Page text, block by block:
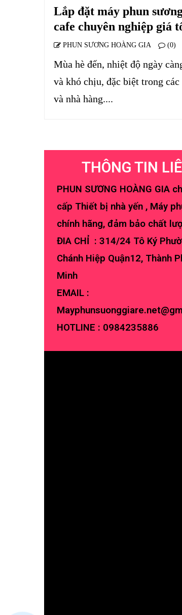
Lắp đặt máy phun
cafe chuyên nghiệp giá
PHUN SƯƠNG HOÀNG GIA (0)
Mùa hè đến, nhiệt độ ngày
và khó chịu, đặc biệt trong các
và nhà hàng....
THÔNG TIN
PHUN SƯƠNG HOÀNG GIA
cấp Thiết bị nhà yến , Máy
chính hãng, đảm bảo chất
ĐIA CHỈ : 314/24 Tô Ký
Chánh Hiệp Quận12, Thành
Minh
EMAIL :
HOTLINE : 0984235886